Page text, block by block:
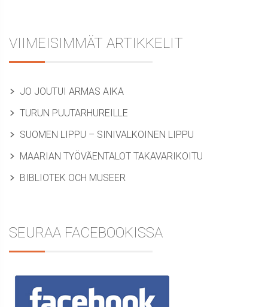
VIIMEISIMMÄT ARTIKKELIT
JO JOUTUI ARMAS AIKA
TURUN PUUTARHUREILLE
SUOMEN LIPPU – SINIVALKOINEN LIPPU
MAARIAN TYÖVÄENTALOT TAKAVARIKOITU
BIBLIOTEK OCH MUSEER
SEURAA FACEBOOKISSA